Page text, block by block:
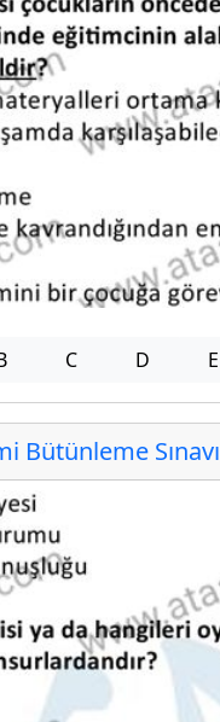
C D E
Bütünleme Sınavı